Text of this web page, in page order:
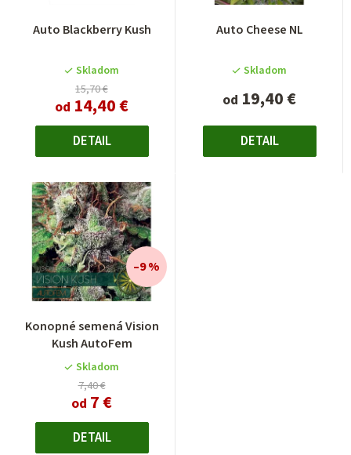
Auto Blackberry Kush
hodnotenie
je
4,0
z
5
hviezdičiek.
Skladom
15,70 €
od 14,40 €
DETAIL
Auto Cheese NL
Skladom
od 19,40 €
DETAIL
Konopné semená Vision
Kush AutoFem
Skladom
7,40 €
od 7 €
–9 %
DETAIL